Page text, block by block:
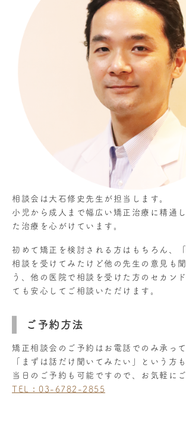
相談会は大石修史先生が担当します。
小児から成人まで幅広い矯正治療に精通
た治療を心がけています。
初めて矯正を検討される方はもちろん、
相談を受けてみたけど他の先生の意見も
う、他の医院で相談を受けた方のセカン
ても安心してご相談いただけます。
ご予約方法
矯正相談会のご予約はお電話でのみ承って
「まずは話だけ聞いてみたい」という方
当日のご予約も可能ですので、お気軽に
TEL：03-6782-2855